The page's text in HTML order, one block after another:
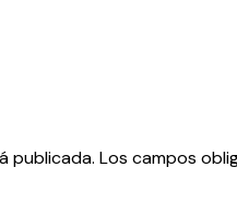
publicada. Los campos